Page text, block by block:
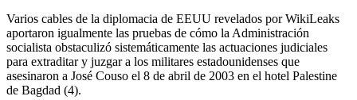
Varios cables de la diplomacia de EEUU revelados por WikiLeaks
aportaron igualmente las pruebas de cómo la Administración
socialista obstaculizó sistemáticamente las actuaciones judiciales
para extraditar y juzgar a los militares estadounidenses que
asesinaron a José Couso el 8 de abril de 2003 en el hotel Palestine
de Bagdad (4).